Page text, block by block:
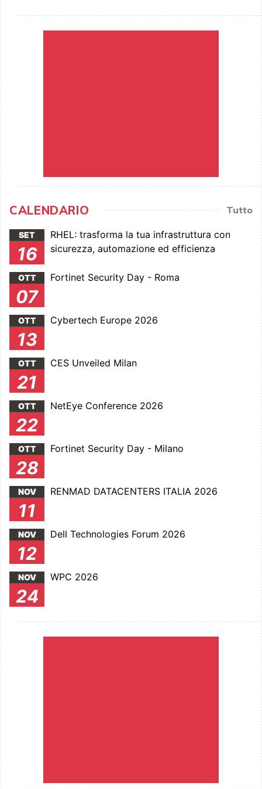
CALENDARIO Tutto
SET
16
RHEL: trasforma la tua infrastruttura con
sicurezza, automazione ed efficienza
OTT
07
Fortinet Security Day - Roma
OTT
13
Cybertech Europe 2026
OTT
21
CES Unveiled Milan
OTT
22
NetEye Conference 2026
OTT
28
Fortinet Security Day - Milano
NOV
11
RENMAD DATACENTERS ITALIA 2026
NOV
12
Dell Technologies Forum 2026
NOV
24
WPC 2026